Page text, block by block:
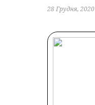
28 Грудня, 2020